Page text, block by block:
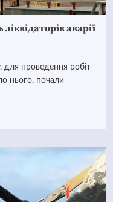
аварії
для проведення робіт
нього, почали